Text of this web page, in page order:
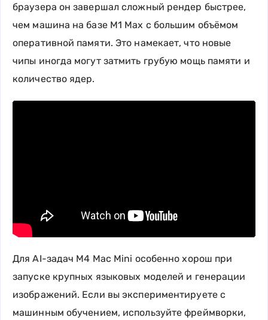
браузера он завершал сложный рендер быстрее,
чем машина на базе M1 Max с большим объёмом
оперативной памяти. Это намекает, что новые
чипы иногда могут затмить грубую мощь памяти и
количество ядер.
Для AI-задач M4 Mac Mini особенно хорош при
запуске крупных языковых моделей и генерации
изображений. Если вы экспериментируете с
машинным обучением, используйте фреймворки,